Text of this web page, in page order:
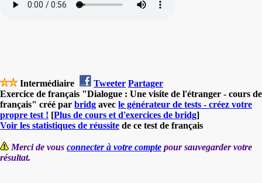
Intermédiaire Tweeter Partager
Exercice de français "Dialogue : Une visite de l'étranger - cours de
français" créé par bridg avec le générateur de tests - créez votre
propre test ! [Plus de cours et d'exercices de bridg]
Voir les statistiques de réussite de ce test de français
Merci de vous connecter à votre compte pour sauvegarder votre
résultat.